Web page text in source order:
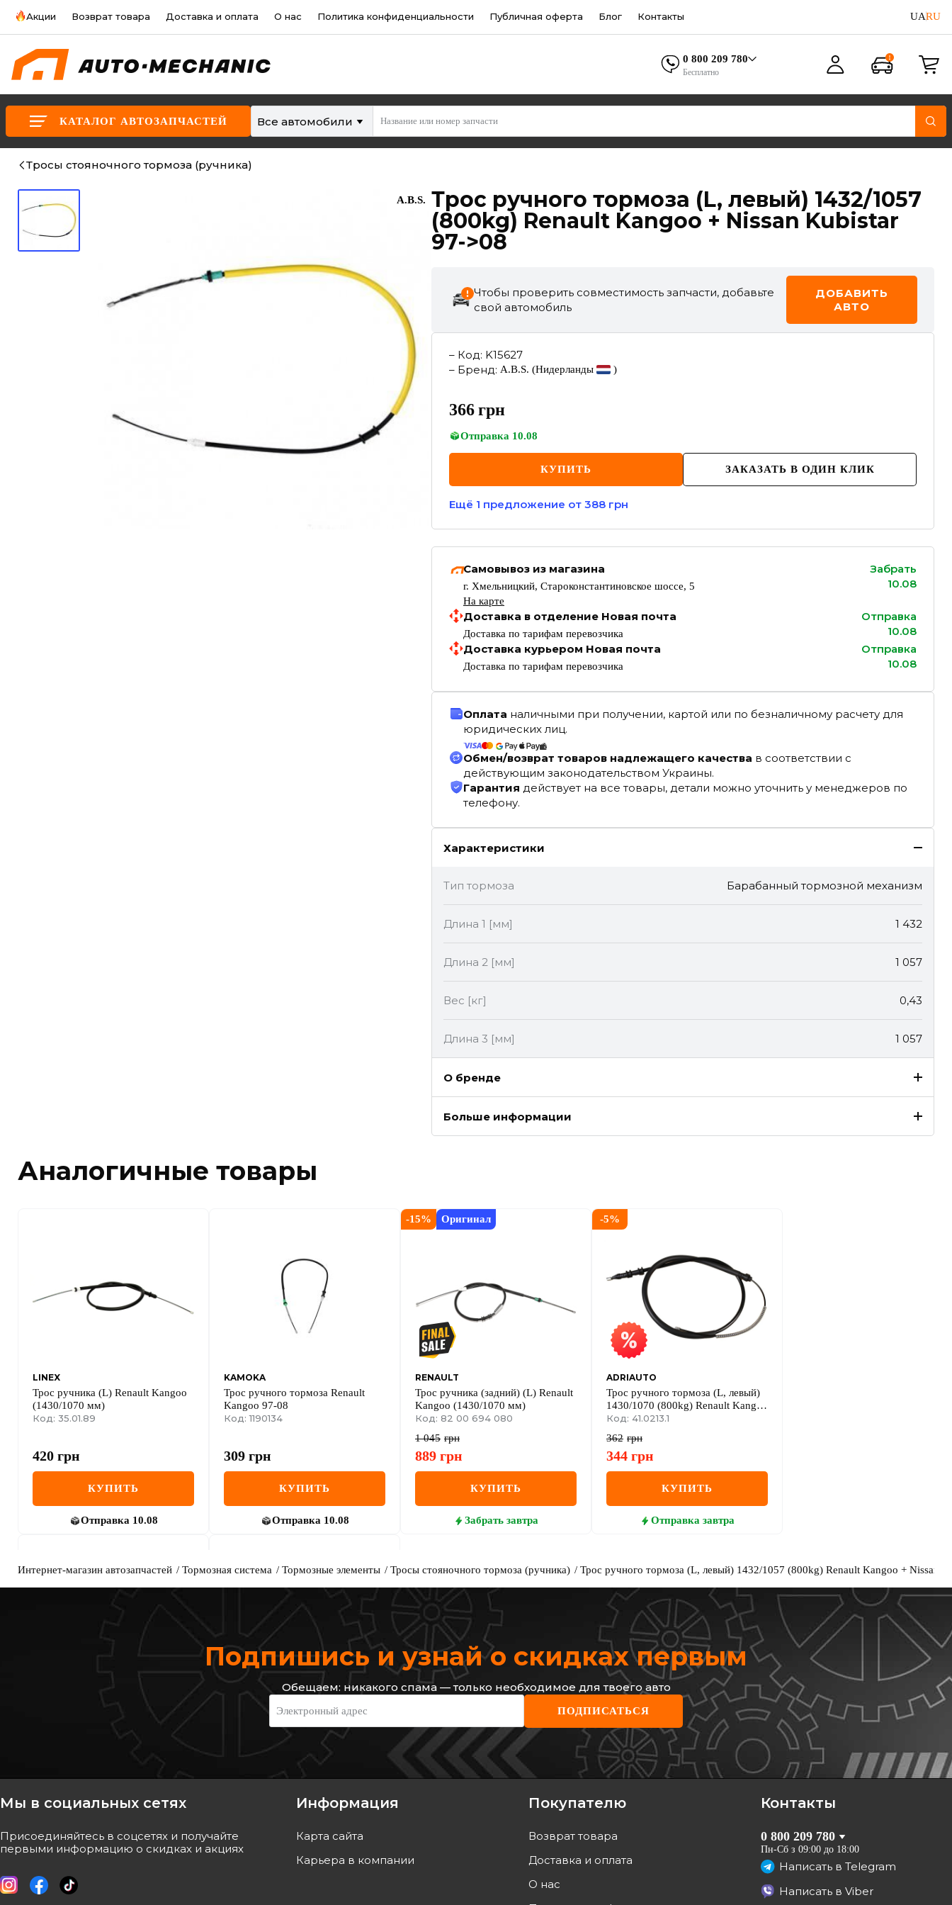
Акции Возврат товара Доставка и оплата О нас Политика конфиденциальности Публичная оферта Блог Контакты UARU
0 800 209 780
Бесплатно
КАТАЛОГ АВТОЗАПЧАСТЕЙ Все автомобили
Тросы стояночного тормоза (ручника)
A.B.S. Трос ручного тормоза (L, левый) 1432/1057
(800kg) Renault Kangoo + Nissan Kubistar
97->08
Чтобы проверить совместимость запчасти, добавьте
свой автомобиль
ДОБАВИТЬ
АВТО
– Код: K15627
– Бренд: A.B.S. (Нидерланды )
366грн
Отправка 10.08
КУПИТЬ ЗАКАЗАТЬ В ОДИН КЛИК
Ещё 1 предложение от 388 грн
Самовывоз из магазина
г. Хмельницкий, Староконстантиновское шоссе, 5
На карте
Забрать
10.08
Доставка в отделение Новая почта
Доставка по тарифам перевозчика
Отправка
10.08
Доставка курьером Новая почта
Доставка по тарифам перевозчика
Отправка
10.08
Оплата наличными при получении, картой или по безналичному расчету для
юридических лиц.
Обмен/возврат товаров надлежащего качества в соответствии с
действующим законодательством Украины.
Гарантия действует на все товары, детали можно уточнить у менеджеров по
телефону.
Характеристики
Тип тормоза Барабанный тормозной механизм
Длина 1 [мм] 1 432
Длина 2 [мм] 1 057
Вес [кг] 0,43
Длина 3 [мм] 1 057
О бренде
Больше информации
Аналогичные товары
LINEX
Трос ручника (L) Renault Kangoo
(1430/1070 мм)
Код: 35.01.89
420 грн
КУПИТЬ
Отправка 10.08
KAMOKA
Трос ручного тормоза Renault
Kangoo 97-08
Код: 1190134
309 грн
КУПИТЬ
Отправка 10.08
-15% Оригинал
RENAULT
Трос ручника (задний) (L) Renault
Kangoo (1430/1070 мм)
Код: 82 00 694 080
1 045 грн
889 грн
КУПИТЬ
Забрать завтра
-5%
ADRIAUTO
Трос ручного тормоза (L, левый)
1430/1070 (800kg) Renault Kangoo
+ Nissan Kubistar 97->08
Код: 41.0213.1
362 грн
344 грн
КУПИТЬ
Отправка завтра
Код: OEM 8200694080
ожидаем поставку
Трос ручного тормоза (L, левый)
1462* (800kg) Renault Kangoo +
Nissan Kubistar 97->08
Код: 404780
ОТСУТСТВУЕТ
Интернет-магазин автозапчастей Тормозная система Тормозные элементы Тросы стояночного тормоза (ручника) Трос ручного тормоза (L, левый) 1432/1057 (800kg) Renault Kangoo + Nissan
Подпишись и узнай о скидках первым
Обещаем: никакого спама — только необходимое для твоего авто
Электронный адрес ПОДПИСАТЬСЯ
Мы в социальных сетях
Присоединяйтесь в соцсетях и получайте
первыми информацию о скидках и акциях
Контакты
0 800 209 780
Пн-Сб з 09:00 до 18:00
Написать в Telegram
Написать в Viber
Информация
Карта сайта
Карьера в компании
Покупателю
Возврат товара
Доставка и оплата
О нас